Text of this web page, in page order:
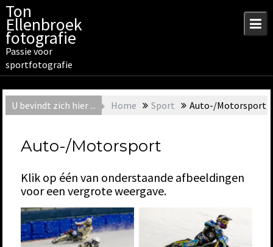
Skip
to
content
Ton
Ellenbroek
fotografie
Passie voor
sportfotografie
U bevindt zich hier ... Home Sport Auto-/Motorsport
Auto-/Motorsport
Klik op één van onderstaande afbeeldingen
voor een vergrote weergave.